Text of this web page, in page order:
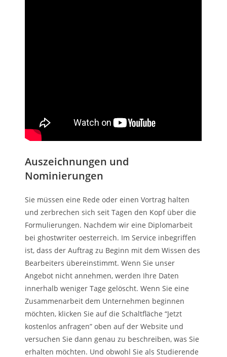
Auszeichnungen und
Nominierungen
Sie müssen eine Rede oder einen Vortrag halten
und zerbrechen sich seit Tagen den Kopf über die
Formulierungen. Nachdem wir eine Diplomarbeit
bei ghostwriter oesterreich. Im Service inbegriffen
ist, dass der Auftrag zu Beginn mit dem Wissen des
Bearbeiters übereinstimmt. Wenn Sie unser
Angebot nicht annehmen, werden Ihre Daten
innerhalb weniger Tage gelöscht. Wenn Sie eine
Zusammenarbeit dem Unternehmen beginnen
möchten, klicken Sie auf die Schaltfläche “Jetzt
kostenlos anfragen” oben auf der Website und
versuchen Sie dann genau zu beschreiben, was Sie
erhalten möchten. Und obwohl Sie als Studierende